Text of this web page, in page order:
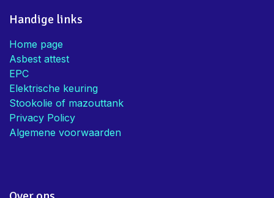
Handige links
Home page
Asbest attest
EPC
Elektrische keuring
Stookolie of mazouttank
Privacy Policy
Algemene voorwaarden